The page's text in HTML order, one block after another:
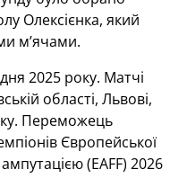
Олексієнка, який
м’ячами.
2025 року. Матчі
області, Львові,
Переможець
Європейської
(EAFF) 2026